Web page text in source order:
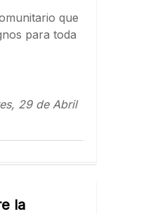
que
para toda
29 de Abril
la